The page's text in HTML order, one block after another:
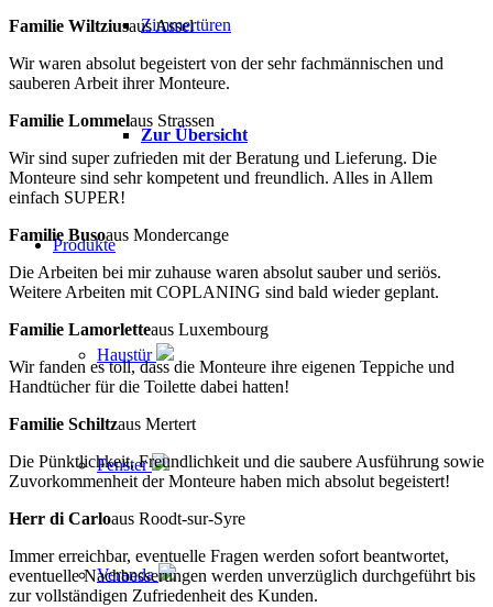
Zimmertüren
Zur Übersicht
Produkte
Haustür
Fenster
Veranda
Familie Wiltziusaus Assel
Wir waren absolut begeistert von der sehr fachmännischen und
sauberen Arbeit ihrer Monteure.
Familie Lommelaus Strassen
Wir sind super zufrieden mit der Beratung und Lieferung. Die
Monteure sind sehr kompetent und freundlich. Alles in Allem
einfach SUPER!
Familie Busoaus Mondercange
Die Arbeiten bei mir zuhause waren absolut sauber und seriös.
Weitere Arbeiten mit COPLANING sind bald wieder geplant.
Familie Lamorletteaus Luxembourg
Wir fanden es toll, dass die Monteure ihre eigenen Teppiche und
Handtücher für die Toilette dabei hatten!
Familie Schiltzaus Mertert
Die Pünktlichkeit, Freundlichkeit und die saubere Ausführung sowie
Zuvorkommenheit der Monteure haben mich absolut begeistert!
Herr di Carloaus Roodt-sur-Syre
Immer erreichbar, eventuelle Fragen werden sofort beantwortet,
eventuelle Nachbesserungen werden unverzüglich durchgeführt bis
zur vollständigen Zufriedenheit des Kunden.